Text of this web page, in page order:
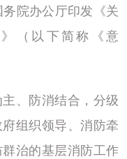
院办公厅印发《关
（以下简称《意
、防消结合，分级
组织领导、消防牵
治的基层消防工作